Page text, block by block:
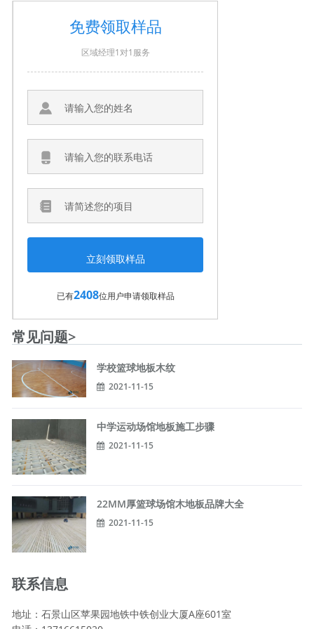
免费领取样品
区域经理1对1服务
已有2408位用户申请领取样品
常见问题>
学校篮球地板木纹
2021-11-15
中学运动场馆地板施工步骤
2021-11-15
22MM厚篮球场馆木地板品牌大全
2021-11-15
联系信息
地址：石景山区苹果园地铁中铁创业大厦A座601室